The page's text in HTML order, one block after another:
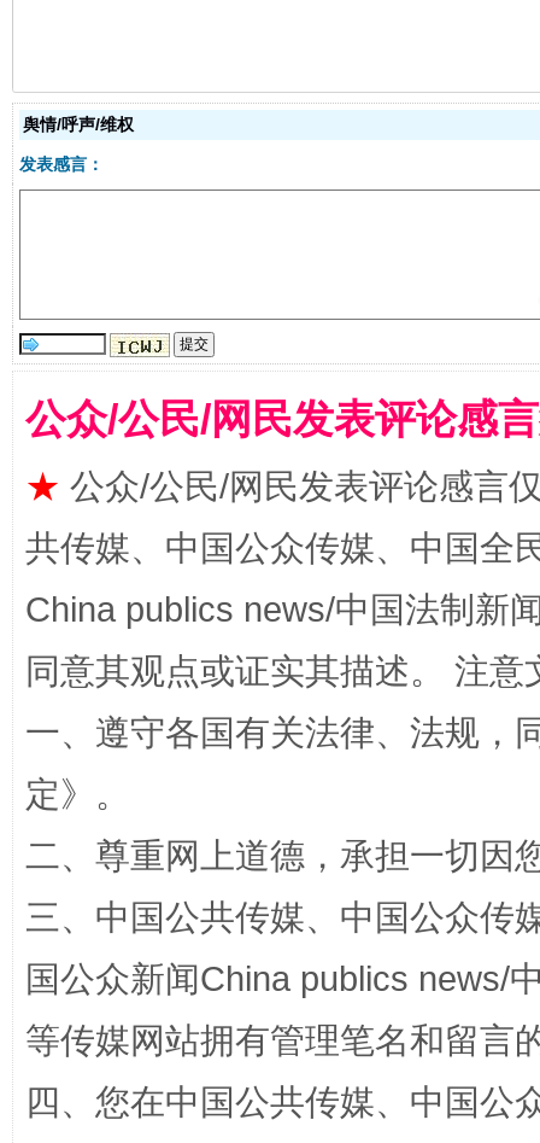
站台名比不上好声名
漫山遍野的桃花与雪山、麦地、白藏房 除
招工难、用工荒背后
网上购药对药下症？
舆情/呼声/维权
发表感言：
公众/公民/网民发表评论感
★ 公众/公民/网民发表评论感言
共传媒、中国公众传媒、中国全
China publics news/中国法制新
同意其观点或证实其描述。 注
一、遵守各国有关法律、法规，
定》。
二、尊重网上道德，承担一切因
三、中国公共传媒、中国公众传
国公众新闻China publics news/
等传媒网站拥有管理笔名和留言
四、您在中国公共传媒、中国公